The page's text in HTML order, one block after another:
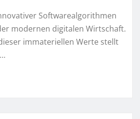
Softwarealgorithmen
modernen digitalen Wirtschaft.
immateriellen Werte stellt